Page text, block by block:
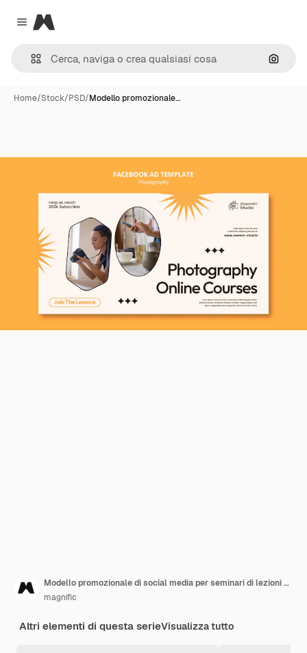
Close menu
Magnific
Cerca
Home/Stock/PSD/Modello promozionale…
Modello promozionale di social media per seminari di lezioni di fotografia
magnific
Altri elementi di questa serieVisualizza tutto